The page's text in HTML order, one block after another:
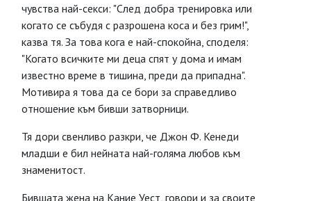
чувства най-секси: "След добра тренировка или
когато се събудя с разрошена коса и без грим!",
казва тя. За това кога е най-спокойна, споделя:
"Когато всичките ми деца спят у дома и имам
известно време в тишина, преди да припадна".
Мотивира я това да се бори за справедливо
отношение към бивши затворници.
Тя дори свенливо разкри, че Джон Ф. Кенеди
младши е бил нейната най-голяма любов към
знаменитост.
Бившата жена на Кание Уест, говори и за своите